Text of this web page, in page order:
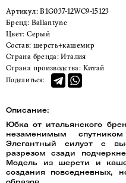
Артикул:B1G037-12WC9-15123
Бренд:
Ballantyne
Цвет:
Серый
Состав: шерсть+кашемир
Страна бренда: Италия
Страна производства: Китай
Поделиться:
Описание:
Юбка от итальянского
незаменимым
Элегантный силуэт с
разрезом сзади
Модель из шерсти и
создания